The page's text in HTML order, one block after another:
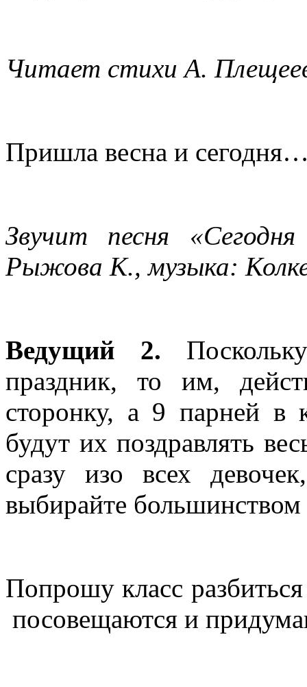
Читает стихи А.
Пришла весна и
Звучит песня
Рыжова К., музыка:
Ведущий 2.
праздник, то им,
сторонку, а 9 парней в
будут их поздравлять
сразу изо всех
выбирайте большинством
Попрошу класс
посовещаются и